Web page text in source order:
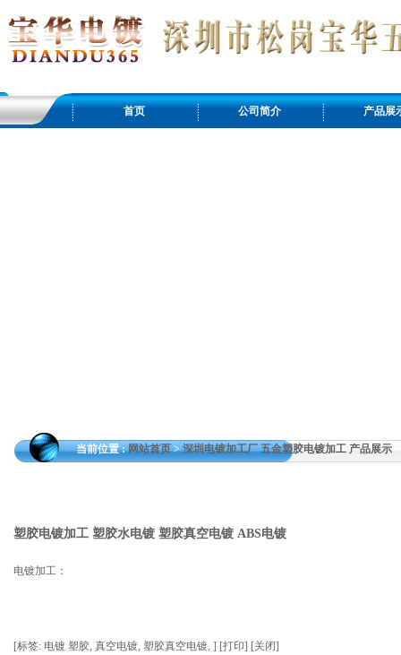
首页 公司简介 产品展
当前位置 :网站首页>深圳电镀加工厂 五金塑胶电镀加工 产品展示
塑胶电镀加工 塑胶水电镀 塑胶真空电镀 ABS电镀
电镀加工：
[标签: 电镀 塑胶,真空电镀,塑胶真空电镀,] [打印] [关闭]